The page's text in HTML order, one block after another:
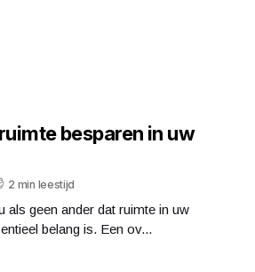
besparen in uw
2 min leestijd
als geen ander dat ruimte in uw
belang is. Een ov...